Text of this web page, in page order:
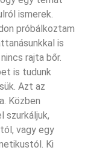
ismerek.
próbálkoztam
is
rajta bőr.
is tudunk
Azt az
Közben
szurkáljuk,
vagy egy
Ki